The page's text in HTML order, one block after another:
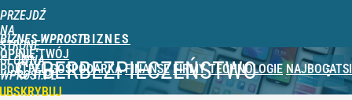
PRZEJDŹ
NA
STRONĘ
GŁÓWNĄ
WPROST.PL
BIZNES WPROST
OPINIE TWÓJ
PORTFEL GOSPODARKA FINANSE FIRMY TECHNOLOGIE NAJBOGATSI
CYBERBEZPIECZEŃSTWO